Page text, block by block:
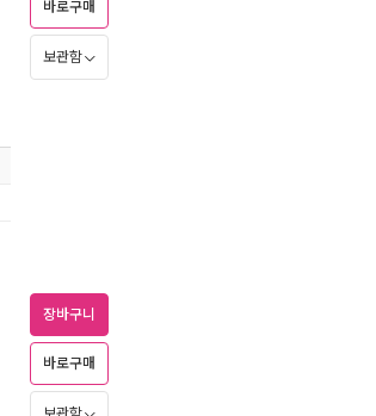
바로구매
보관함
장바구니
바로구매